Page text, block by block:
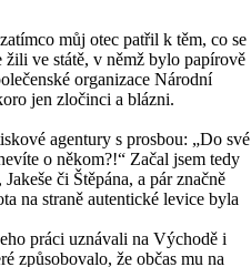
můj otec patřil k těm, co se
ve státě, v němž bylo papírově
organizace Národní
jen zločinci a blázni.
agentury s prosbou: „Do své
o někom?!“ Začal jsem tedy
či Štěpána, a pár značně
na straně autentické levice byla
práci uznávali na Východě i
způsobovalo, že občas mu na